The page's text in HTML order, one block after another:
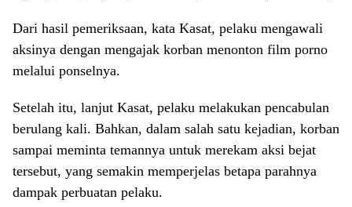
Dari hasil pemeriksaan, kata Kasat, pelaku mengawali
aksinya dengan mengajak korban menonton film porno
melalui ponselnya.
Setelah itu, lanjut Kasat, pelaku melakukan pencabulan
berulang kali. Bahkan, dalam salah satu kejadian, korban
sampai meminta temannya untuk merekam aksi bejat
tersebut, yang semakin memperjelas betapa parahnya
dampak perbuatan pelaku.